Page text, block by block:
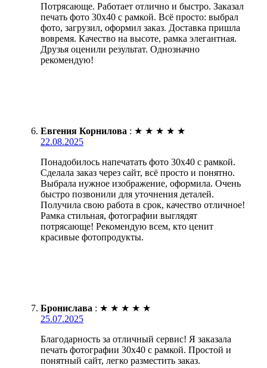
Потрясающе. Работает отлично и быстро. Заказал
печать фото 30х40 с рамкой. Всё просто: выбрал
фото, загрузил, оформил заказ. Доставка пришла
вовремя. Качество на высоте, рамка элегантная.
Друзья оценили результат. Однозначно
рекомендую!
Евгения Корнилова : ★ ★ ★ ★ ★
22.08.2025
Понадобилось напечатать фото 30х40 с рамкой.
Сделала заказ через сайт, всё просто и понятно.
Выбрала нужное изображение, оформила. Очень
быстро позвонили для уточнения деталей.
Получила свою работа в срок, качество отличное!
Рамка стильная, фотографии выглядят
потрясающе! Рекомендую всем, кто ценит
красивые фотопродукты.
Бронислава : ★ ★ ★ ★ ★
25.07.2025
Благодарность за отличный сервис! Я заказала
печать фотографии 30х40 с рамкой. Простой и
понятный сайт, легко разместить заказ.